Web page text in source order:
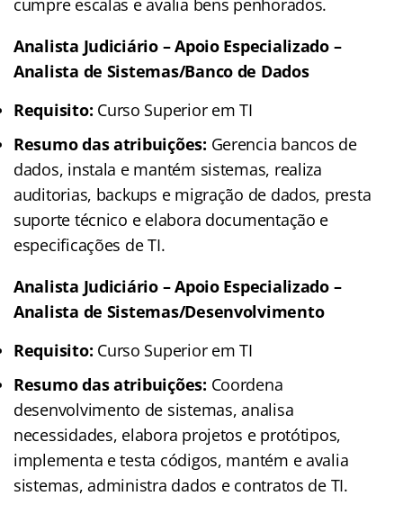
Analista Judiciário – Apoio Especializado –
Analista de Sistemas/Banco de Dados
Requisito: Curso Superior em TI
Resumo das atribuições: Gerencia bancos de
dados, instala e mantém sistemas, realiza
auditorias, backups e migração de dados, presta
suporte técnico e elabora documentação e
especificações de TI.
Analista Judiciário – Apoio Especializado –
Analista de Sistemas/Desenvolvimento
Requisito: Curso Superior em TI
Resumo das atribuições: Coordena
desenvolvimento de sistemas, analisa
necessidades, elabora projetos e protótipos,
implementa e testa códigos, mantém e avalia
sistemas, administra dados e contratos de TI.